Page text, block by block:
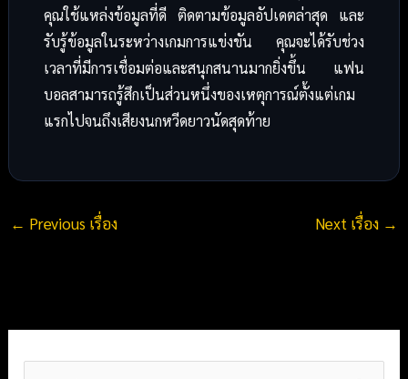
คุณใช้แหล่งข้อมูลที่ดี ติดตามข้อมูลอัปเดตล่าสุด และ
รับรู้ข้อมูลในระหว่างเกมการแข่งขัน คุณจะได้รับช่วง
เวลาที่มีการเชื่อมต่อและสนุกสนานมากยิ่งขึ้น แฟน
บอลสามารถรู้สึกเป็นส่วนหนึ่งของเหตุการณ์ตั้งแต่เกม
แรกไปจนถึงเสียงนกหวีดยาวนัดสุดท้าย
← Previous เรื่อง Next เรื่อง →